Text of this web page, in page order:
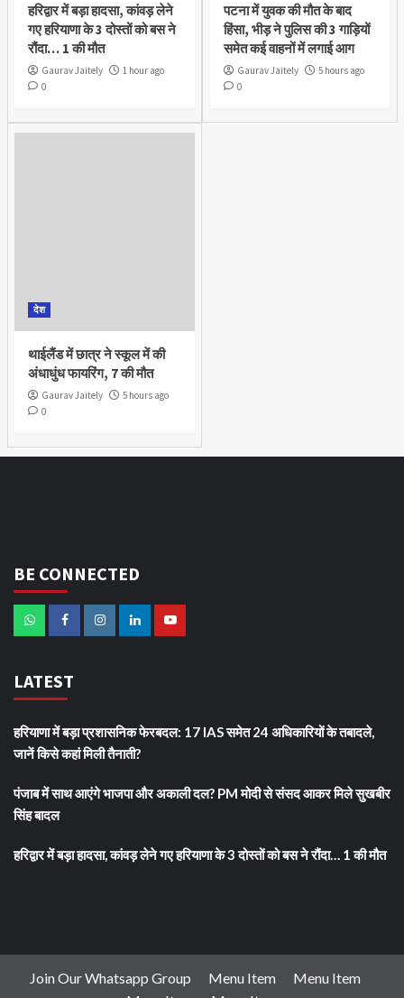
हरिद्वार में बड़ा हादसा, कांवड़ लेने
गए हरियाणा के 3 दोस्तों को बस ने
रौंदा… 1 की मौत
Gaurav Jaitely
1 hour ago
0
पटना में युवक की मौत के बाद
हिंसा, भीड़ ने पुलिस की 3 गाड़ियों
समेत कई वाहनों में लगाई आग
Gaurav Jaitely
5 hours ago
0
देश
थाईलैंड में छात्र ने स्कूल में की
अंधाधुंध फायरिंग, 7 की मौत
Gaurav Jaitely
5 hours ago
0
BE CONNECTED
LATEST
हरियाणा में बड़ा प्रशासनिक फेरबदल: 17 IAS समेत 24 अधिकारियों के तबादले,
जानें किसे कहां मिली तैनाती?
पंजाब में साथ आएंगे भाजपा और अकाली दल? PM मोदी से संसद आकर मिले सुखबीर
सिंह बादल
हरिद्वार में बड़ा हादसा, कांवड़ लेने गए हरियाणा के 3 दोस्तों को बस ने रौंदा… 1 की मौत
Join Our Whatsapp Group Menu Item
Menu Item